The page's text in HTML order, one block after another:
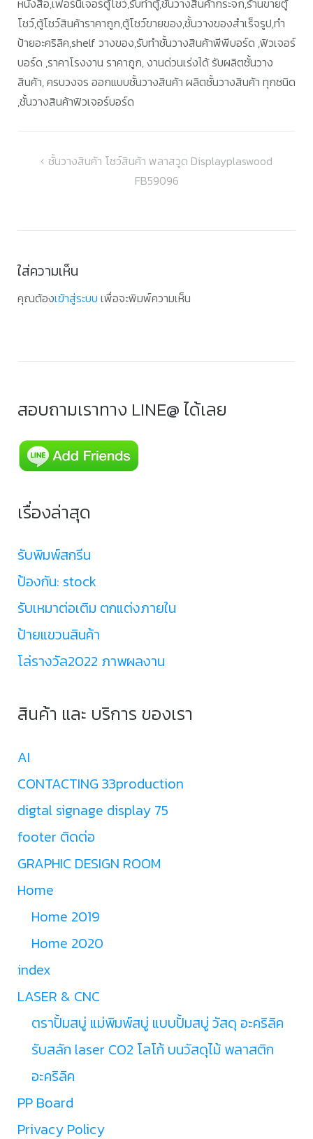
โชว์,ตู้โชว์สินค้าราคาถูก,ตู้โชว์ขายของ,ชั้นวางของสำเร็จรูป,ทำ
ป้ายอะคริลิค,shelf วางของ,รับทำชั้นวางสินค้าพีพีบอร์ด ,ฟิวเจอร์
บอร์ด ,ราคาโรงงาน ราคาถูก, งานด่วนเร่งได้ รับผลิตชั้นวาง
สินค้า, ครบวงจร ออกแบบชั้นวางสินค้า ผลิตชั้นวางสินค้า ทุกชนิด
,ชั้นวางสินค้าฟิวเจอร์บอร์ด
แนะแนวชั้นวางสินค้า โชว์สินค้า พลาสวูด Displayplaswood
FB59096
ใส่ความเห็น
คุณต้องเข้าสู่ระบบ เพื่อจะพิมพ์ความเห็น
สอบถามเราทาง LINE@ ได้เลย
เรื่องล่าสุด
รับพิมพ์สกรีน
ป้องกัน: stock
รับเหมาต่อเติม ตกแต่งภายใน
ป้ายแขวนสินค้า
โล่รางวัล2022 ภาพผลงาน
สินค้า และ บริการ ของเรา
AI
CONTACTING 33production
digtal signage display 75
footer ติดต่อ
GRAPHIC DESIGN ROOM
Home
Home 2019
Home 2020
index
LASER & CNC
ตราปั้มสบู่ แม่พิมพ์สบู่ แบบปั้มสบู่ วัสดุ อะคริลิค
รับสลัก laser CO2 โลโก้ บนวัสดุไม้ พลาสติก
อะคริลิค
PP Board
Privacy Policy